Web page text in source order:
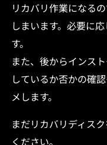
リカバリ作業になる
しまいます。必要に
す。
また、後からインス
しているか否かの確
メします。
まだリカバリディス
ください。